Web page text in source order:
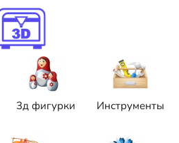
3д фигурки Инструменты